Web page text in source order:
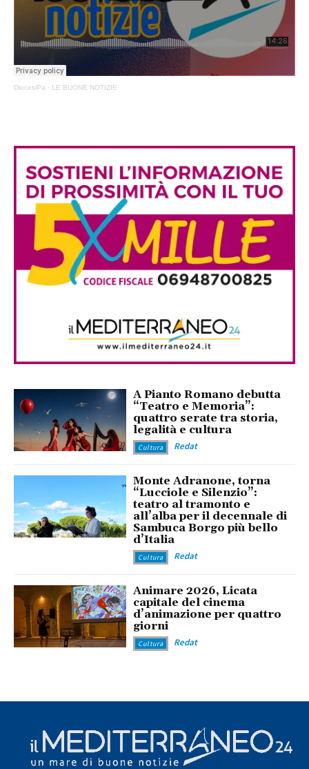
DiocesiPa · LE BUONE NOTIZIE
A Pianto Romano debutta
“Teatro e Memoria”:
quattro serate tra storia,
legalità e cultura
Cultura Redat
Monte Adranone, torna
“Lucciole e Silenzio”:
teatro al tramonto e
all’alba per il decennale di
Sambuca Borgo più bello
d’Italia
Cultura Redat
Animare 2026, Licata
capitale del cinema
d’animazione per quattro
giorni
Cultura Redat